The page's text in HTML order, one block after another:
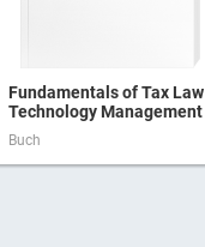
Fundamentals of Tax Law
Technology Management
Buch